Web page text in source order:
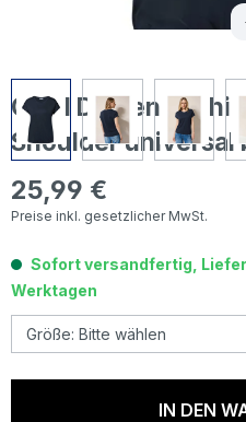
Cecil Damen T-
Shoulder universal
Regulärer Preis:
25,99 €
Preise inkl. gesetzlicher MwSt.
Sofort versandfertig,
Werktagen
IN DEN